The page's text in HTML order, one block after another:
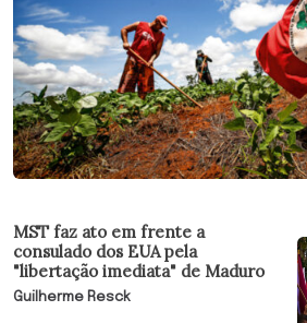
MST faz ato em frente a
consulado dos EUA pela
"libertação imediata" de Maduro
Guilherme Resck